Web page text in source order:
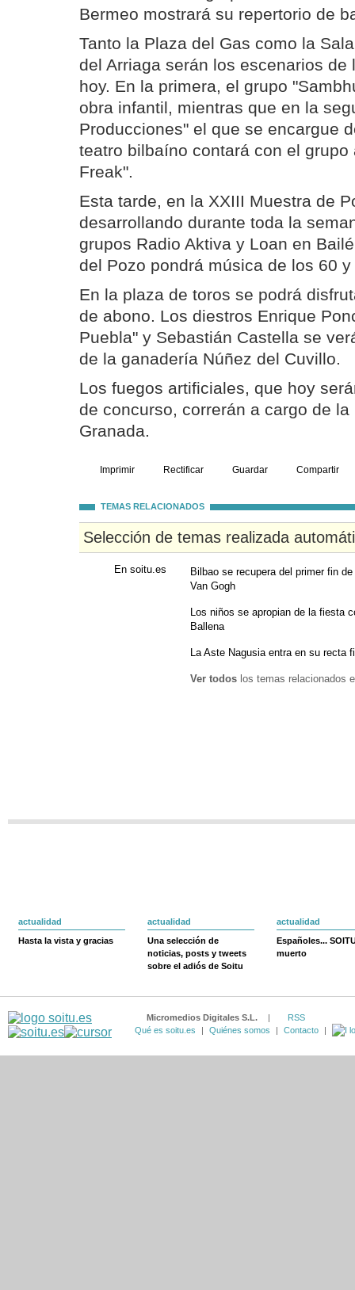
Bermeo mostrará su repertorio de
Tanto la Plaza del Gas como la
del Arriaga serán los escenarios de
hoy. En la primera, el grupo
obra infantil, mientras que en la
Producciones" el que se encargue
teatro bilbaíno contará con el grupo
Freak".
Esta tarde, en la XXIII Muestra de
desarrollando durante toda la
grupos Radio Aktiva y Loan en
del Pozo pondrá música de los 60
En la plaza de toros se podrá
de abono. Los diestros Enrique
Puebla" y Sebastián Castella se
de la ganadería Núñez del Cuvillo.
Los fuegos artificiales, que hoy
de concurso, correrán a cargo de
Granada.
Imprimir Rectificar Guardar Compartir
TEMAS RELACIONADOS
Selección de temas realizada
En soitu.es
Bilbao se recupera del primer fin
Van Gogh
Los niños se apropian de la fiesta
Ballena
La Aste Nagusia entra en su recta
Ver todos los temas relacionados
actualidad
Hasta la vista y gracias
actualidad
Una selección de
noticias, posts y tweets
sobre el adiós de Soitu
actualidad
Españoles...
muerto
Micromedios Digitales S.L. |
RSS
Qué es soitu.es
| Quiénes somos | Contacto |